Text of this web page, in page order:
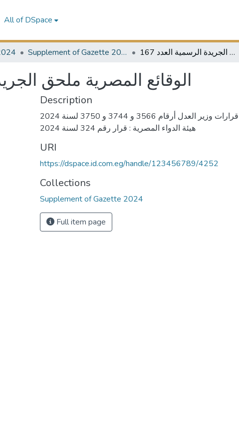
All of DSpace
Supplement of Gazette 2024 الوقائع المصرية ملحق الجريدة الرسمية العدد 167
الوقائع المصرية ملحق
Description
وزارة العدل : قرارات وزير العدل أرقام 3566 و 3744 و 3750 لسنة 2024
هيئة الدواء المصرية : قرار رقم 324 لسنة 2024
URI
https://dspace.id.com.eg/handle/123456789/4252
Collections
Supplement of Gazette 2024
Full item page